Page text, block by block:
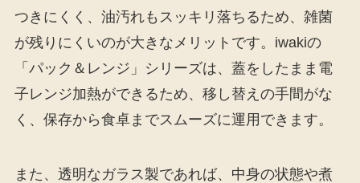
つきにくく、油汚れもスッキリ落ちるため、雑菌
が残りにくいのが大きなメリットです。iwakiの
「パック＆レンジ」シリーズは、蓋をしたまま電
子レンジ加熱ができるため、移し替えの手間がな
く、保存から食卓までスムーズに運用できます。
また、透明なガラス製であれば、中身の状態や煮